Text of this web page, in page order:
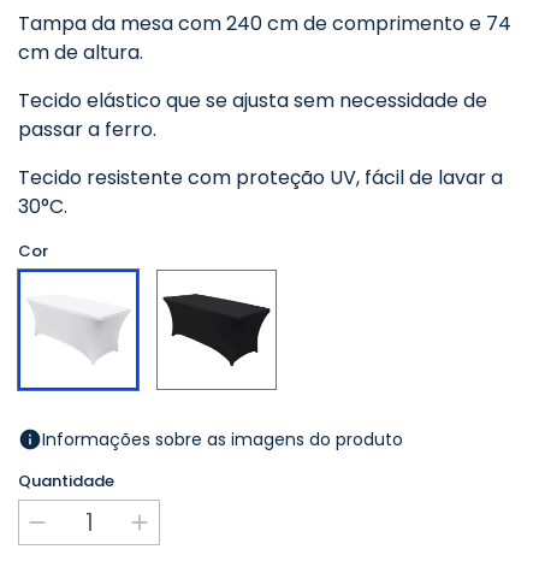
Tampa da mesa com 240 cm de comprimento e 74
cm de altura.
Tecido elástico que se ajusta sem necessidade de
passar a ferro.
Tecido resistente com proteção UV, fácil de lavar a
30°C.
Cor
Branco Preto
Informações sobre as imagens do produto
Quantidade